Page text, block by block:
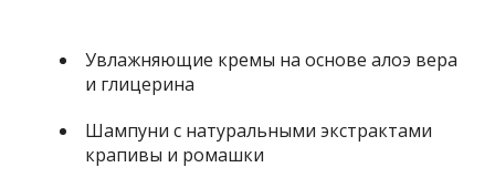
Увлажняющие кремы на основе алоэ вера
и глицерина
Шампуни с натуральными экстрактами
крапивы и ромашки